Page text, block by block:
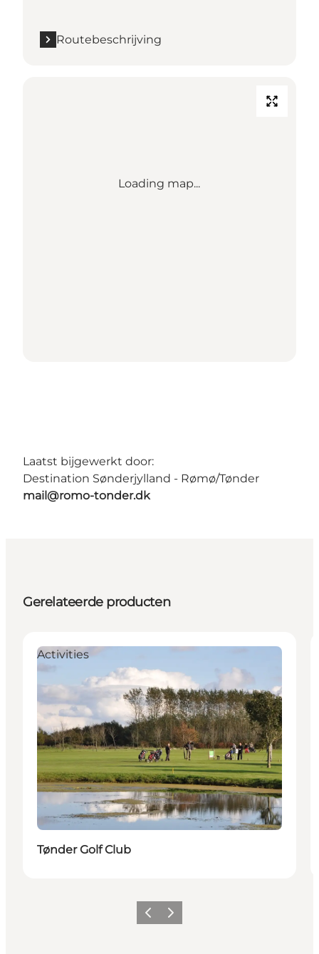
Routebeschrijving
Loading map...
Laatst bijgewerkt door:
Destination Sønderjylland - Rømø/Tønder
mail@romo-tonder.dk
Gerelateerde producten
Activities
Tønder Golf Club
Vorige Volgende